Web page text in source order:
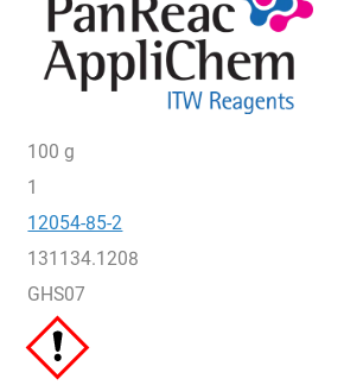
100 g
1
12054-85-2
131134.1208
GHS07